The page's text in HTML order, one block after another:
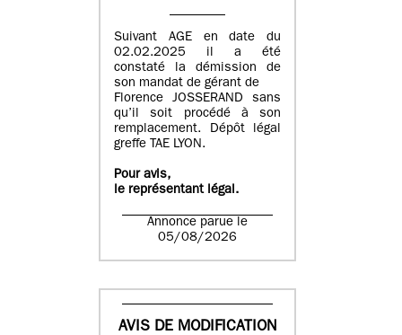
Suivant AGE en date du
02.02.2025 il a été
constaté la démission de
son mandat de gérant de
Florence JOSSERAND sans
qu’il soit procédé à son
remplacement. Dépôt légal
greffe TAE LYON.
Pour avis,
le représentant légal.
Annonce parue le
05/08/2026
AVIS DE MODIFICATION